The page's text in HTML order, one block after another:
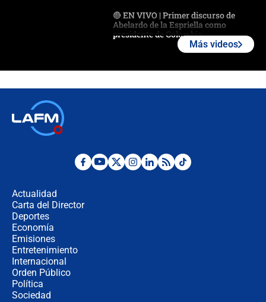
🔴 EN VIVO | Primer discurso de
Abelardo de la Espriella como
presidente de Colombia
Desde dermatitis hasta infecciones:
Más videos
Actualidad
Carta del Director
Deportes
Economía
Emisiones
Entretenimiento
Internacional
Orden Público
Política
Sociedad